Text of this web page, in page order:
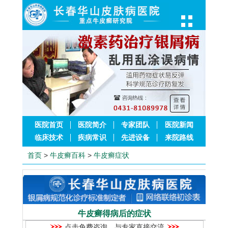
医院首页 医院简介 专家团队
医院新闻
临床技术
疾病常识 先进设备 来院路线
首页 > 牛皮癣百科 > 牛皮癣症状
牛皮癣得病后的症状